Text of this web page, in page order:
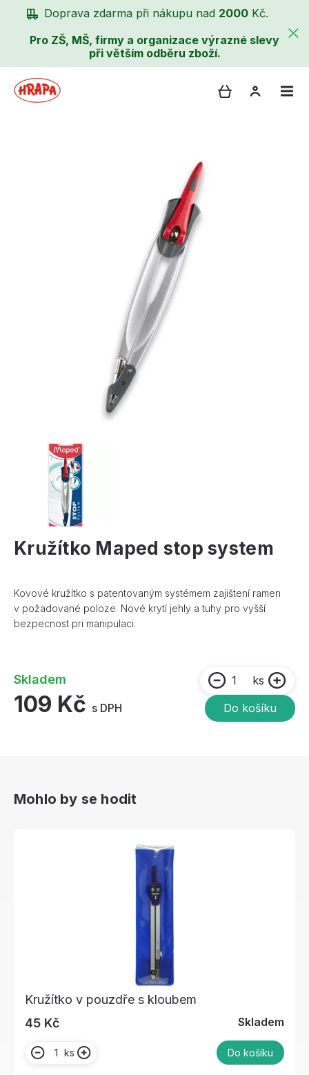
Doprava zdarma při nákupu nad 2000 Kč.
Pro ZŠ, MŠ, firmy a organizace výrazné slevy
při větším odběru zboží.
Kružítko Maped stop system
Kovové kružítko s patentovaným systémem zajištení ramen
v požadované poloze. Nové krytí jehly a tuhy pro vyšší
bezpecnost pri manipulaci.
Skladem
109 Kč s DPH
ks
Do košíku
Mohlo by se hodit
Kružítko v pouzdře s kloubem
45 Kč
Skladem
ks Do košíku